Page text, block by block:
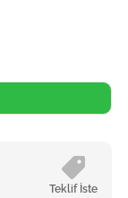
Teklif İste